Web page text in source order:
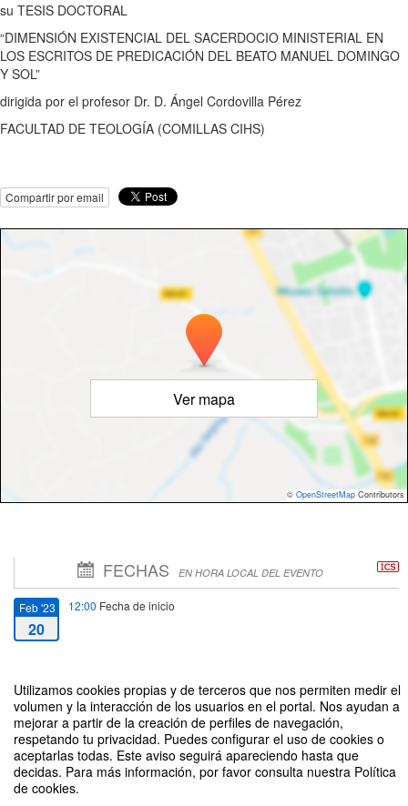
Utilizamos cookies propias y de terceros que nos permiten medir el
volumen y la interacción de los usuarios en el portal. Nos ayudan a
mejorar a partir de la creación de perfiles de navegación,
respetando tu privacidad. Puedes configurar el uso de cookies o
aceptarlas todas. Este aviso seguirá apareciendo hasta que
decidas. Para más información, por favor consulta nuestra Política
de cookies.
su TESIS DOCTORAL
“DIMENSIÓN EXISTENCIAL DEL SACERDOCIO MINISTERIAL EN
LOS ESCRITOS DE PREDICACIÓN DEL BEATO MANUEL DOMINGO
Y SOL”
dirigida por el profesor Dr. D. Ángel Cordovilla Pérez
FACULTAD DE TEOLOGÍA (COMILLAS CIHS)
Compartir por email
Ver mapa
© OpenStreetMap Contributors
FECHAS EN HORA LOCAL DEL EVENTO
Feb '23
20
12:00 Fecha de inicio
20
Defensa de la tesis “Dimensión existencial del sacerdocio ministerial en los